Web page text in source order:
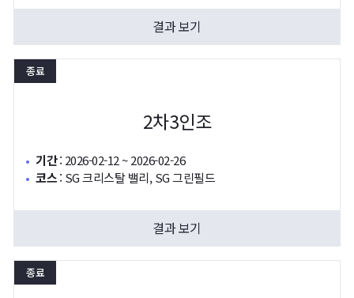
결과 보기
종료
2차3인조
기간: 2026-02-12 ~ 2026-02-26
코스: SG 크리스탈 밸리, SG 그린필드
결과 보기
종료